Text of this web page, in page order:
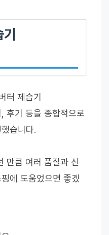
기
터 제습기
후기 등을 종합적으로
습니다.
만큼 여러 품질과 신
에 도움었으면 좋겠